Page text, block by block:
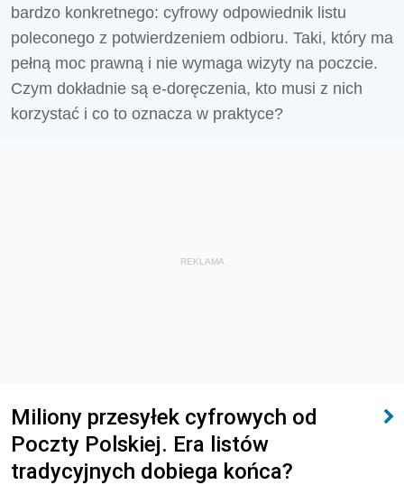
bardzo konkretnego: cyfrowy odpowiednik listu
poleconego z potwierdzeniem odbioru. Taki, który ma
pełną moc prawną i nie wymaga wizyty na poczcie.
Czym dokładnie są e-doręczenia, kto musi z nich
korzystać i co to oznacza w praktyce?
REKLAMA
Miliony przesyłek cyfrowych od
Poczty Polskiej. Era listów
tradycyjnych dobiega końca?